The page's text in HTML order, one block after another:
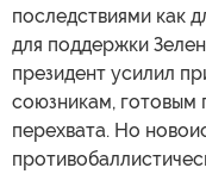
последствиями как
для поддержки
президент усилил
союзникам, готовым
перехвата. Но